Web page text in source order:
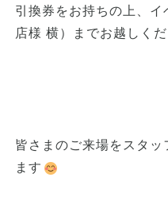
引換券をお持ちの上、
店様 横）までお越しくだ
皆さまのご来場をスタ
ます